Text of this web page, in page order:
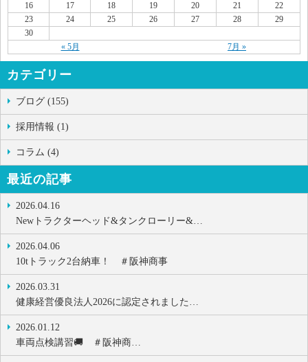
« 5月 7月 »
16
17 18 19 20 21
22
23
24 25 26 27 28
29
30
カテゴリー
ブログ (155)
採用情報 (1)
コラム (4)
最近の記事
2026.04.16
Newトラクターヘッド&タンクローリー&…
2026.04.06
10tトラック2台納車！ ＃阪神商事
2026.03.31
健康経営優良法人2026に認定されました…
2026.01.12
車両点検講習🚚 ＃阪神商…